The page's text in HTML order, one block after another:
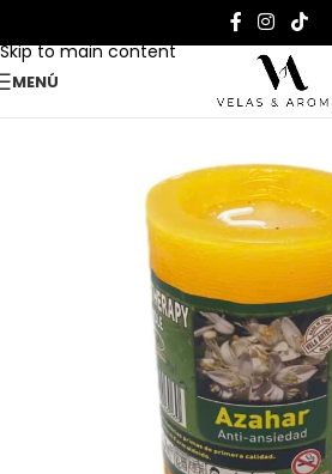
Skip to main content
MENÚ